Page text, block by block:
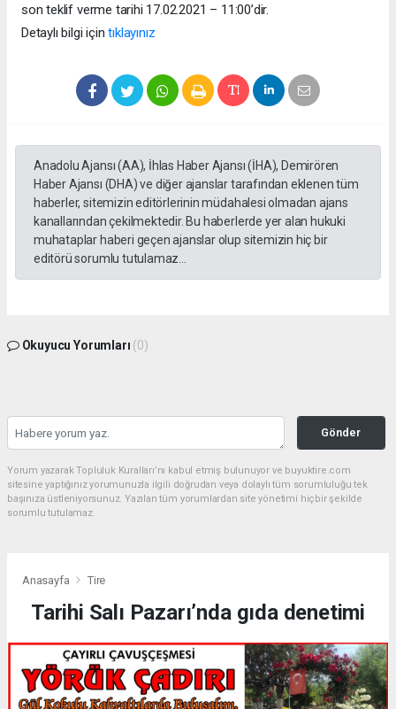
son teklif verme tarihi 17.02.2021 – 11:00’dir.
Detaylı bilgi içintıklayınız
Anadolu Ajansı (AA), İhlas Haber Ajansı (İHA), Demirören
Haber Ajansı (DHA) ve diğer ajanslar tarafından eklenen tüm
haberler, sitemizin editörlerinin müdahalesi olmadan ajans
kanallarından çekilmektedir. Bu haberlerde yer alan hukuki
muhataplar haberi geçen ajanslar olup sitemizin hiç bir
editörü sorumlu tutulamaz...
Okuyucu Yorumları (0)
Gönder
Yorum yazarak Topluluk Kuralları’nı kabul etmiş bulunuyor ve buyuktire.com
sitesine yaptığınız yorumunuzla ilgili doğrudan veya dolaylı tüm sorumluluğu tek
başınıza üstleniyorsunuz. Yazılan tüm yorumlardan site yönetimi hiçbir şekilde
sorumlu tutulamaz.
Anasayfa Tire
Tarihi Salı Pazarı’nda gıda denetimi